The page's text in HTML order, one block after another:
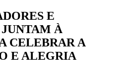
E
JUNTAM À
CELEBRAR A
E ALEGRIA